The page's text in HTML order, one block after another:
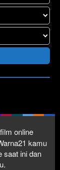
online
kamu
saat ini dan